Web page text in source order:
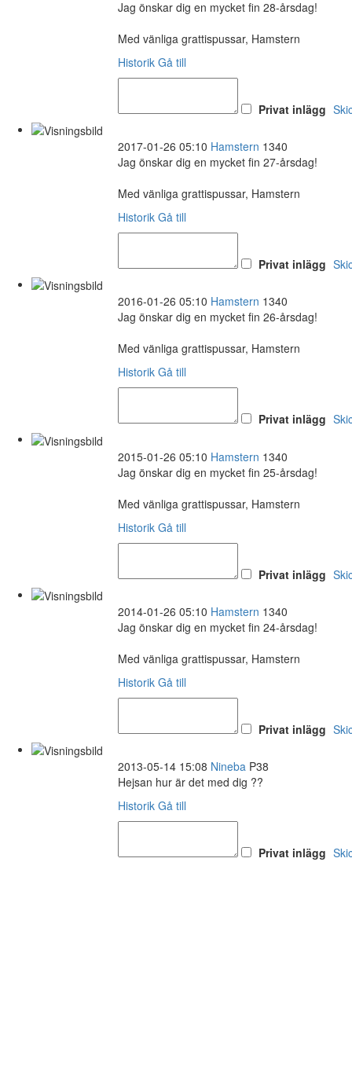
Jag önskar dig en mycket fin 28-årsdag!
Med vänliga grattispussar, Hamstern
Historik Gå till
Privat inlägg
2017-01-26 05:10 Hamstern 1340
Jag önskar dig en mycket fin 27-årsdag!
Med vänliga grattispussar, Hamstern
Historik Gå till
Privat inlägg
2016-01-26 05:10 Hamstern 1340
Jag önskar dig en mycket fin 26-årsdag!
Med vänliga grattispussar, Hamstern
Historik Gå till
Privat inlägg
2015-01-26 05:10 Hamstern 1340
Jag önskar dig en mycket fin 25-årsdag!
Med vänliga grattispussar, Hamstern
Historik Gå till
Privat inlägg
2014-01-26 05:10 Hamstern 1340
Jag önskar dig en mycket fin 24-årsdag!
Med vänliga grattispussar, Hamstern
Historik Gå till
Privat inlägg
2013-05-14 15:08 Nineba P38
Hejsan hur är det med dig ??
Historik Gå till
Privat inlägg